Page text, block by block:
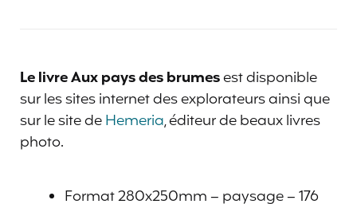
Le livre Aux pays des brumesest disponible
sur les sites internet des explorateurs ainsi que
sur le site deHemeria, éditeur de beaux livres
photo.
Format 280x250mm – paysage – 176